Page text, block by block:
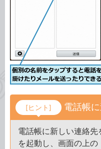
[ヒント] 電話帳
電話帳に新しい連絡先
を起動し、画面の上